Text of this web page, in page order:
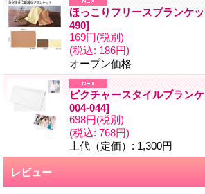
ほっこりフリースブランケ
490]
169円(税別)
(税込: 186円)
オープン価格
ピクチャースタイルブラン
004-044]
698円(税別)
(税込: 768円)
上代（定価） : 1,300円
レビュー